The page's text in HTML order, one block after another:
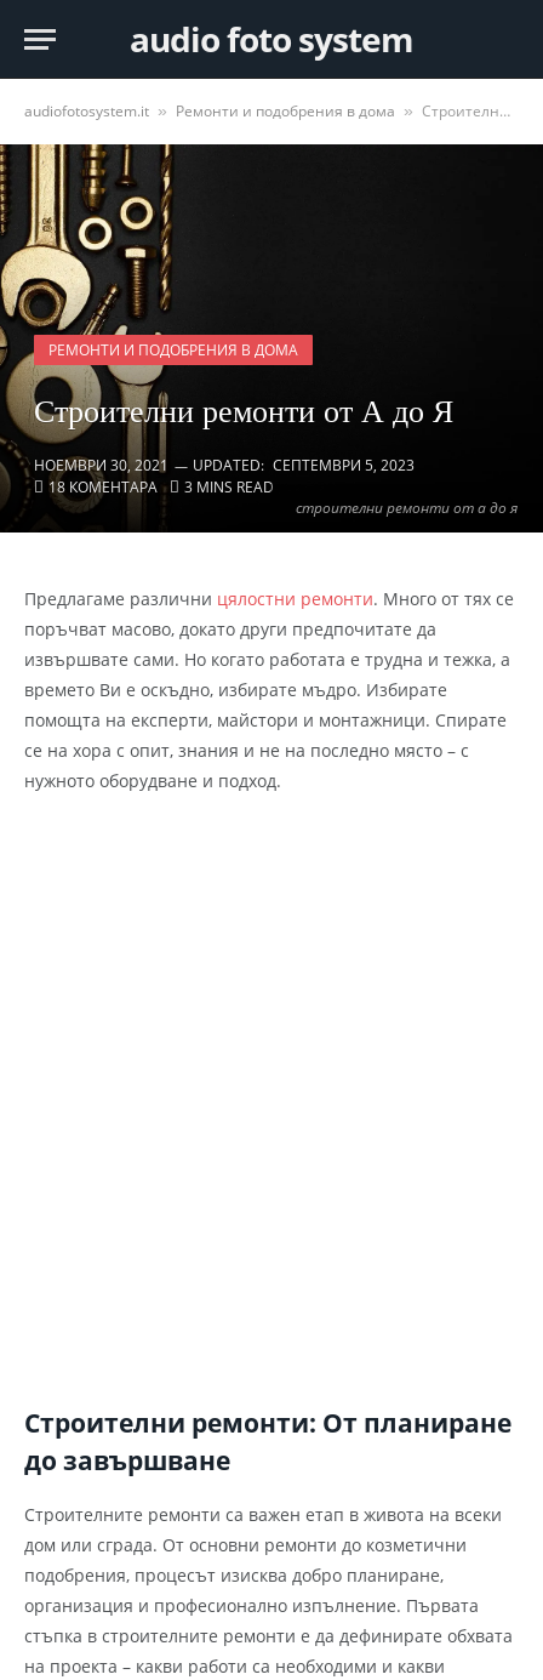
audio foto system
audiofotosystem.it » Ремонти и подобрения в дома » Строителни ремонти от А до Я
строителни ремонти от а до я
РЕМОНТИ И ПОДОБРЕНИЯ В ДОМА
Строителни ремонти от А до Я
НОЕМВРИ 30, 2021 UPDATED: СЕПТЕМВРИ 5, 2023
18 КОМЕНТАРА
3 MINS READ
Предлагаме различни цялостни ремонти. Много от тях се
поръчват масово, докато други предпочитате да
извършвате сами. Но когато работата е трудна и тежка, а
времето Ви е оскъдно, избирате мъдро. Избирате
помощта на експерти, майстори и монтажници. Спирате
се на хора с опит, знания и не на последно място – с
нужното оборудване и подход.
Строителни ремонти: От планиране
до завършване
Строителните ремонти са важен етап в живота на всеки
дом или сграда. От основни ремонти до козметични
подобрения, процесът изисква добро планиране,
организация и професионално изпълнение. Първата
стъпка в строителните ремонти е да дефинирате обхвата
на проекта – какви работи са необходими и какви